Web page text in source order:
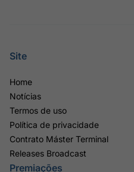
Site
Home
Notícias
Termos de uso
Política de privacidade
Contrato Máster Terminal
Releases Broadcast
Premiações